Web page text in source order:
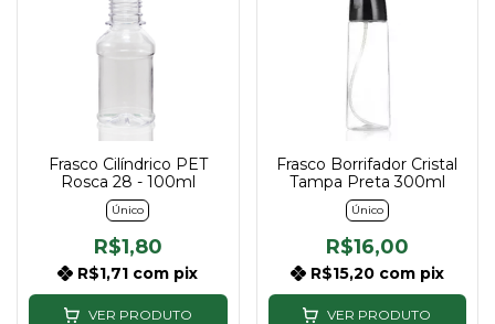
Frasco Cilíndrico PET
Rosca 28 - 100ml
Único
R$1,80
R$1,71 com pix
VER PRODUTO
Frasco Borrifador Cristal
Tampa Preta 300ml
Único
R$16,00
R$15,20 com pix
VER PRODUTO